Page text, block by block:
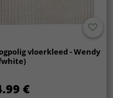
vloerkleed - Wendy
€